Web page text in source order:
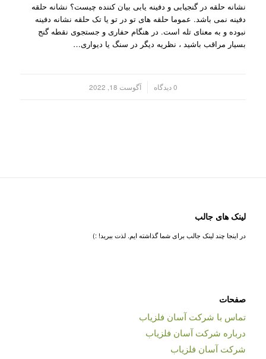
نشانه حلقه در گنجیابی و دفینه یابی بیان کننده چیست؟ نشانه حلقه
دفینه نمی باشد. عموما حلقه های تو در تو یا تک حلقه نشانه دفینه
نبوده و به معنای تله است. در هنگام حفاری و جستجوی نقطه گنج
بسیار مراقب باشید ، نظریه دیگر در سنگ یا دیواری…
0 دیدگاه آگوست 18, 2022
لینک های جالب
در اینجا چند لینک جالب برای شما گذاشته ایم. لذت ببرید! :)
صفحات
تماس با شرکت آسان فلزیاب
درباره شرکت آسان فلزیاب
شرکت آسان فلزیاب